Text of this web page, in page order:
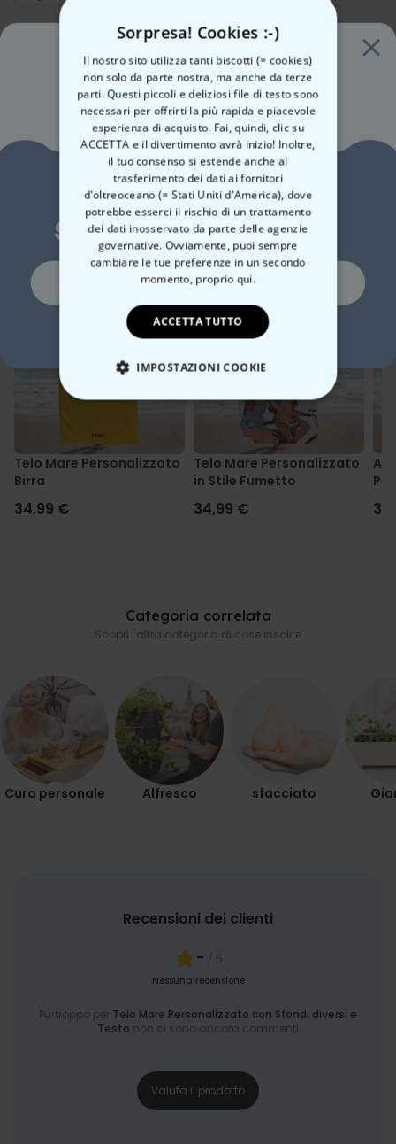
Con testo personalizzato
Design selezionabile
Adatto per una vacanza sicuramente rilassante
Materiale microfibra, cotone
Dimensioni (in cm): circa 140 x 70
Descrizione
Telo Mare Personalizzato con Sfondi diversi e Testo
Il nostro
telo mare personalizzatocon motivi groovy porta
l'atmosfera degli anni '70 direttamente nel vostro bagno o sulla
spiaggia. Con i suoi motivi originali e i suoi colori divertenti, questo
asciugamano è un vero e proprio spettacolo. E la cosa migliore è
che potete aggiungere un testo personalizzato, come il vostro
nome, un anno, una data o qualsiasi altra cosa vi venga in mente.
Prendete il vostroasciugamano personalizzato Groovy
aggiungete un tocco retrò alla vostra vita quotidiana, oppure
regalatelo ad amici e parenti. Con un asciugamano come questo,
il regalo non è solo personalizzato, ma anche pratico in qualsiasi
good vibes in stile regalo, per così dire.
Dettagli
Telo Mare Personalizzato con sfondo groovy e testo
Asciugamano in microfibra con supporto in cotone
Extra assorbente e delicato sulla pelle
Materiale anteriore: 100% microfibra; posteriore: 100% cotone
Può essere lavato a 40°C in lavatrice
Dimensioni dell'asciugamano: circa 140 x 70 cm
Avete già visto questi?
Ecco alcuni prodotti simili
Telo Mare Personalizzato
Birra
34,99 €
Telo Mare Personalizzato
in Stile Fumetto
34,99 €
Categoria correlata
Scopri l'altra categoria di cose insolite
Cura personale Alfresco sfacciato
Recensioni dei clienti
- / 5
Nessuna recensione
Purtroppo per Telo Mare Personalizzato con Sfondi diversi e
Testo non ci sono ancora commenti
Valuta il prodotto
Sorpresa! Cookies :-)
Il nostro sito utilizza tanti biscotti (= cookies)
non solo da parte nostra, ma anche da terze
parti. Questi piccoli e deliziosi file di testo sono
necessari per offrirti la più rapida e piacevole
esperienza di acquisto. Fai, quindi, clic su
ACCETTA e il divertimento avrà inizio! Inoltre,
il tuo consenso si estende anche al
trasferimento dei dati ai fornitori
d'oltreoceano (= Stati Uniti d'America), dove
potrebbe esserci il rischio di un trattamento
dei dati inosservato da parte delle agenzie
governative. Ovviamente, puoi sempre
cambiare le tue preferenze in un secondo
momento, proprio qui.
ACCETTA TUTTO
IMPOSTAZIONI COOKIE
STRETTAMENTE NECESSARIO
PRESTAZIONI
Vuoi uno
sconto del 10%?
Si, certo!
No, non mi piacciono gli sconti